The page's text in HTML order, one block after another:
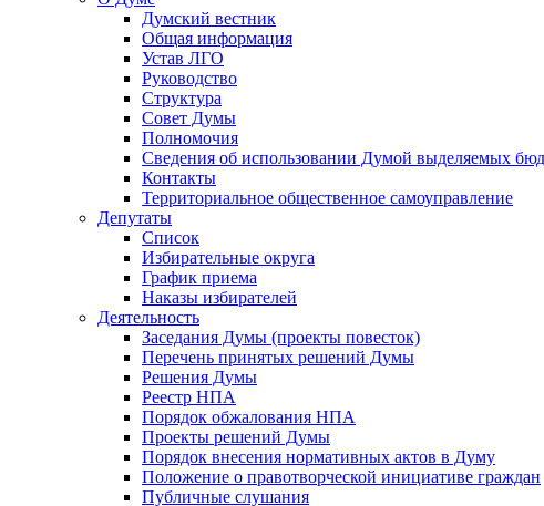
Думский вестник
Общая информация
Устав ЛГО
Руководство
Структура
Совет Думы
Полномочия
Сведения об использовании Думой выделяемых
Контакты
Территориальное общественное самоуправление
Депутаты
Список
Избирательные округа
График приема
Наказы избирателей
Деятельность
Заседания Думы (проекты повесток)
Перечень принятых решений Думы
Решения Думы
Реестр НПА
Порядок обжалования НПА
Проекты решений Думы
Порядок внесения нормативных актов в Думу
Положение о правотворческой инициативе граждан
Публичные слушания